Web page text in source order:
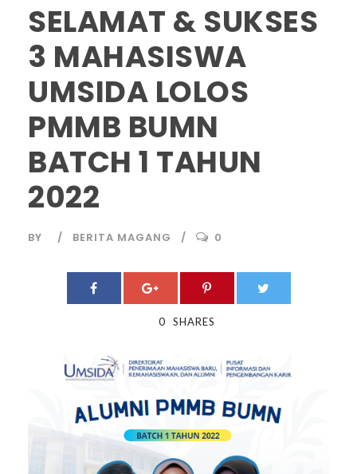
SELAMAT & SUKSES
3 MAHASISWA
UMSIDA LOLOS
PMMB BUMN
BATCH 1 TAHUN
2022
BY BERITA MAGANG 0
0 SHARES